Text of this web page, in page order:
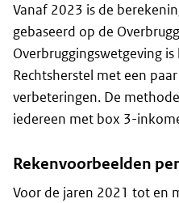
Vanaf 2023 is de
gebaseerd op de
Overbruggingswetgeving
Rechtsherstel met een
verbeteringen. De
iedereen met box 3-
Rekenvoorbeelden
Voor de jaren 2021 tot en